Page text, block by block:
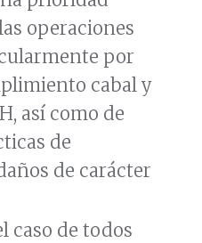
operaciones
por
cabal y
así como de
de
de carácter
caso de todos